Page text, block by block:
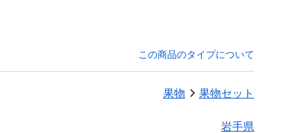
この商品のタイプについて
果物 果物セット
岩手県